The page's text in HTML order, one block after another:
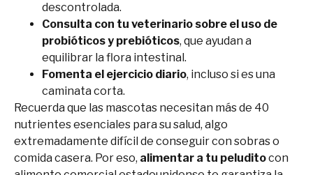
descontrolada.
Consulta con tu veterinario sobre el uso de
probióticos y prebióticos, que ayudan a
equilibrar la flora intestinal.
Fomenta el ejercicio diario, incluso si es una
caminata corta.
Recuerda que las mascotas necesitan más de 40
nutrientes esenciales para su salud, algo
extremadamente difícil de conseguir con sobras o
comida casera. Por eso, alimentar a tu peluditocon